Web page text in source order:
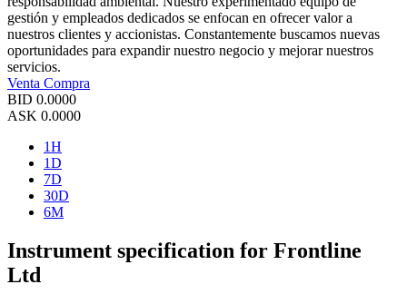
gestión y empleados dedicados se enfocan en ofrecer valor a
nuestros clientes y accionistas. Constantemente buscamos nuevas
oportunidades para expandir nuestro negocio y mejorar nuestros
servicios.
Venta Compra
BID 0.0000
ASK 0.0000
1H
1D
7D
30D
6M
Instrument specification for Frontline
Ltd